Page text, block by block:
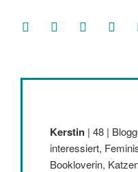
facebooksoundcloud
twitter
Kerstin | 48 |
interessiert,
Bookloverin,